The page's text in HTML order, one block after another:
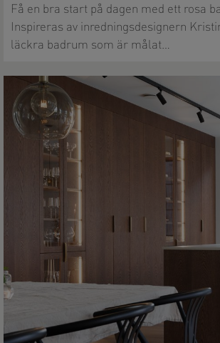
Få en bra start på dagen med ett rosa
Inspireras av inredningsdesignern
läckra badrum som är målat…